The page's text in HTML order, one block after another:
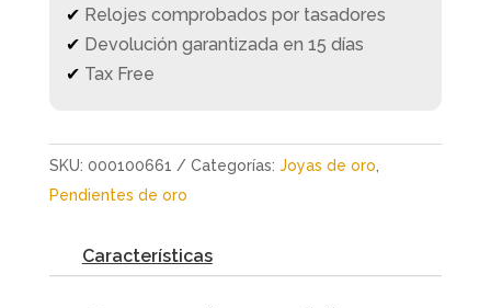
✔ Relojes comprobados por tasadores
✔ Devolución garantizada en 15 días
✔ Tax Free
SKU: 000100661 Categorías: Joyas de oro,
Pendientes de oro
Características